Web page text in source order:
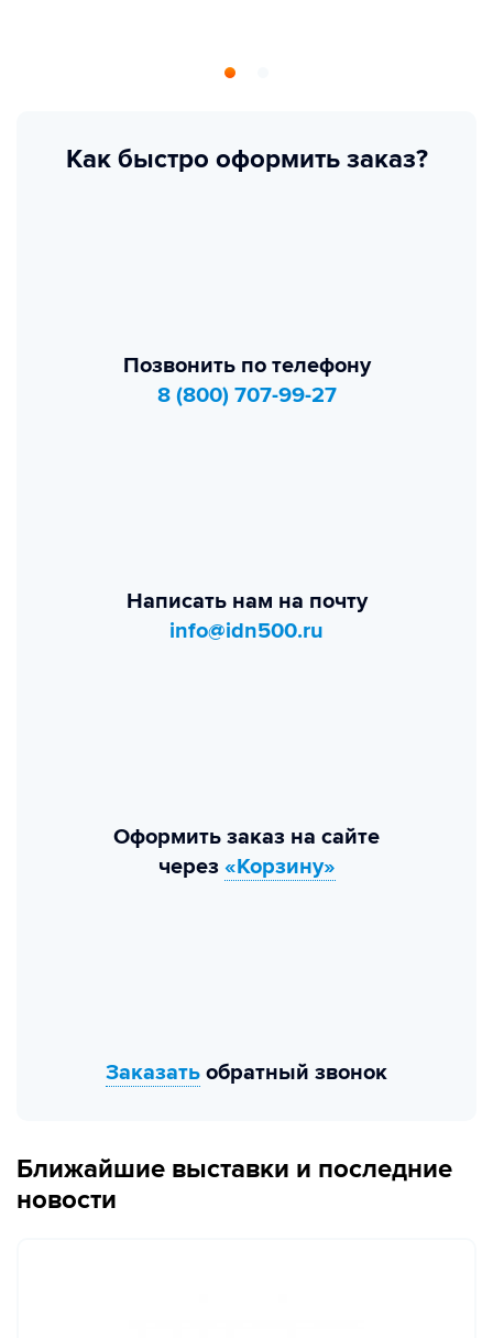
Как быстро оформить заказ?
Позвонить по телефону
8 (800) 707-99-27
Написать нам на почту
info@idn500.ru
Оформить заказ на сайте
через «Корзину»
Заказать обратный звонок
Ближайшие выставки и последние
новости